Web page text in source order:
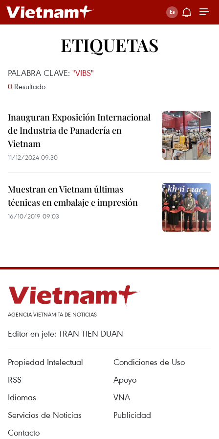
ETIQUETAS
PALABRA CLAVE: "VIBS"
0 Resultado
Inauguran Exposición Internacional
de Industria de Panadería en
Vietnam
11/12/2024 09:30
Muestran en Vietnam últimas
técnicas en embalaje e impresión
16/10/2019 09:03
AGENCIA VIETNAMITA DE NOTICIAS
Editor en jefe: TRAN TIEN DUAN
Propiedad Intelectual
Condiciones de Uso
RSS
Apoyo
Idiomas
VNA
Servicios de Noticias
Publicidad
Contacto